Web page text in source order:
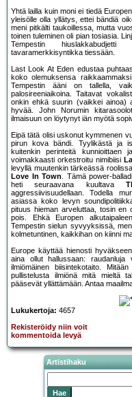
Yhtä lailla kuin moni ei tiedä
yleisölle olla yllätys, ettei bändiä
meni pitkälti taukoillessa, mutta
toinen tuleminen oli pian tosiasia.
Tempestin
tavaramerkkisyntikka tiessään.
Last Look At Eden edustaa
koko olemuksensa
Tempestin ääni on tallella,
palosireeniaikoina. Taitavat
onkin ehkä suurin (vaikkei ainoa)
hyvää. John Norumin
ilmaisuun on löytynyt iän myötä
Eipä tätä olisi uskonut kymmenen
pirun kova bändi. Tyylikästä ja
kuitenkin perinteitä kunnioittaen
voimakkaasti orkestroitu nimibiisi
levyllä muutenkin tärkeässä
Love In Town. Tämä power-
heti seuraavana kuultava
aggressiivisuudellaan. Todella
asiassa koko levyn
pituus hieman arveluttaa, tosin en
pois. Ehkä Europen
Tempestin sielun syvyyksissä,
kolmetuntinen, kaikkihan on kiinni
Europe käyttää hienosti
aina ollut hallussaan: raudanluja
ilmiömäinen biisintekotaito.
pullistelusta ilmiönä mitä mieltä
pääsevät yllättämään. Antaa
Lukukertoja: 4657
Rekisteröidy niin voit
kommentoida levyä
Artistihaku